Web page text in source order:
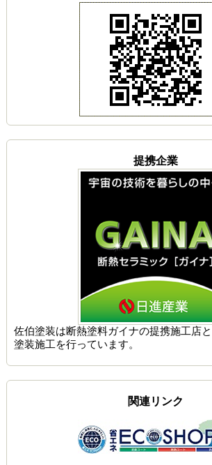
提携企業
佐伯塗装は断熱塗料ガイナの提携施工店
塗装施工を行っています。
関連リンク